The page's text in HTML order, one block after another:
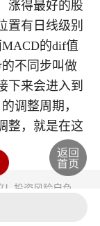
涨得最好的股
置有日线级别
的dif值
不同步叫做
下来会进入到
调整周期，
整，就是在这
投资风险自负。